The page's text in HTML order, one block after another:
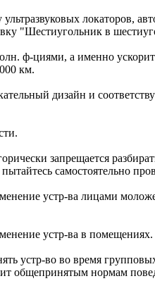
локаторов,
"Шестиугольник в
ф-циями, а именно
км.
дизайн и
запрещается
самостоятельно
устр-ва лицами моложе
устр-ва в помещениях.
устр-во во время групповых
общепринятым нормам